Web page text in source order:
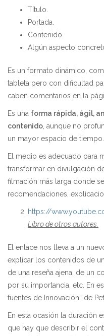
Título.
Portada.
Contenido.
Algún aspecto
Es un formato dinámico,
tableta pero con dificultad
caben comentarios en la
Es una forma rápida, ágil,
contenido , aunque no
un mayor espacio de tiempo.
El medio es adecuado para
transformar en divulgación
filmación más larga donde
recomendaciones,
https://
Libro de otros autores.
El enlace nos lleva a un
explicar los contenidos de
de una reseña ajena, de un
por su importancia, etc. En
fuentes de Innovación” de
En esta ocasión la duración
que hay que describir el